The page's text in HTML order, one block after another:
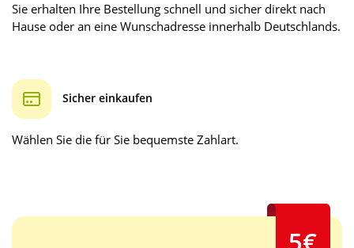
Sie erhalten Ihre Bestellung schnell und sicher direkt nach
Hause oder an eine Wunschadresse innerhalb Deutschlands.
Sicher einkaufen
Wählen Sie die für Sie bequemste Zahlart.
5€